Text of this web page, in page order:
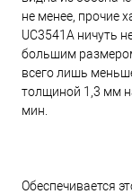
не менее, прочие
UC3541A ничуть
большим
всего лишь
толщиной 1,3 мм
мин.
Обеспечивается